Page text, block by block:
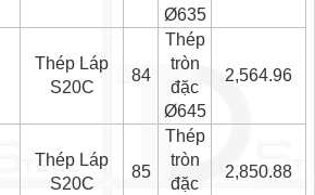
Ø635
Thép Láp
S20C
84
Thép
tròn
đặc
Ø645
2,564.96
Thép Láp
S20C
85
Thép
tròn
đặc
2,850.88